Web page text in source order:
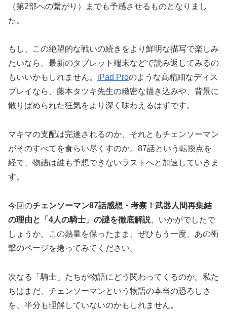
（第2部への繋がり）までも予感させるものとなりまし
た。
もし、この絶望的な戦いの続きをより鮮明な描写で楽しみ
たいなら、最新のタブレット端末などで読み返してみるの
もいいかもしれません。 iPad Proのような高精細なディス
プレイなら、藤本タツキ先生の緻密な描き込みや、背景に
散りばめられた狂気をより深く味わえるはずです。
マキマの支配は完遂されるのか、それともチェンソーマン
がそのすべてを食らい尽くすのか。87話という転換点を
経て、物語は誰も予想できないラストへと加速していきま
す。
今回のチェンソーマン87話感想・考察！武器人間再集結
の理由と「4人の騎士」の謎を徹底解説、いかがでしたで
しょうか。この熱量を保ったまま、ぜひもう一度、あの衝
撃のページを捲ってみてください。
次なる「騎士」たちが物語にどう関わってくるのか。私た
ちはまだ、チェンソーマンという物語の本当の恐ろしさ
を、半分も理解していないのかもしれません。